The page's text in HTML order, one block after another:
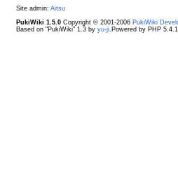
Site admin: Aitsu
PukiWiki 1.5.0Copyright © 2001-2006 PukiWiki
Based on "PukiWiki" 1.3 by yu-ji.Powered by PHP